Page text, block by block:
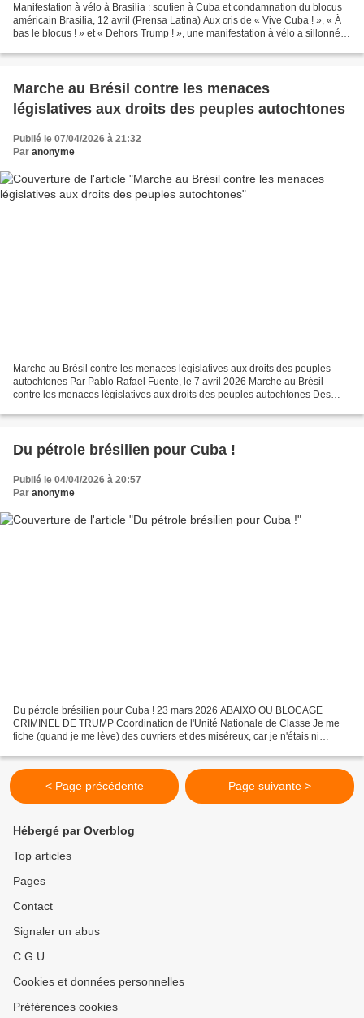
Manifestation à vélo à Brasilia : soutien à Cuba et condamnation du blocus
américain Brasilia, 12 avril (Prensa Latina) Aux cris de « Vive Cuba ! », « À
bas le blocus ! » et « Dehors Trump ! », une manifestation à vélo a sillonné le
Marche au Brésil contre les menaces
législatives aux droits des peuples autochtones
Publié le 07/04/2026 à 21:32
Par anonyme
Marche au Brésil contre les menaces législatives aux droits des peuples
autochtones Par Pablo Rafael Fuente, le 7 avril 2026 Marche au Brésil
contre les menaces législatives aux droits des peuples autochtones Des
Du pétrole brésilien pour Cuba ​​!
Publié le 04/04/2026 à 20:57
Par anonyme
Du pétrole brésilien pour Cuba ! 23 mars 2026 ABAIXO OU BLOCAGE
CRIMINEL DE TRUMP Coordination de l'Unité Nationale de Classe Je me
fiche (quand je me lève) des ouvriers et des miséreux, car je n'étais ni
< Page précédente Page suivante >
Hébergé par Overblog
Top articles
Pages
Contact
Signaler un abus
C.G.U.
Cookies et données personnelles
Préférences cookies